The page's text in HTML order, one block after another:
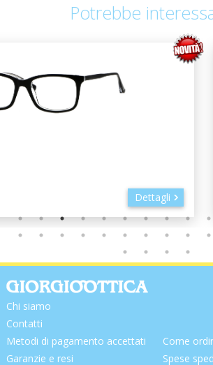
Potrebbe
Regard Soluzione unica per lenti a
Chi siamo
Contatti
Metodi di pagamento accettati
Garanzie e resi
Come
Spese